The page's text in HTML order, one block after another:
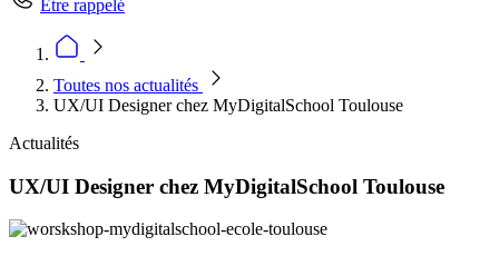
Être rappelé
Toutes nos actualités
UX/UI Designer chez MyDigitalSchool Toulouse
Actualités
UX/UI Designer chez MyDigitalSchool Toulouse